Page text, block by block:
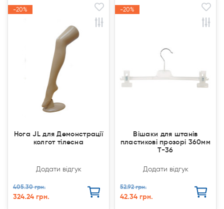
-20%
-20%
Нога JL для Демонстрації
колгот тілесна
Додати відгук
405.30 грн.
324.24 грн.
-20%
-20%
Вішаки для штанів
пластикові прозорі 360мм
T-36
Додати відгук
52.92 грн.
42.34 грн.